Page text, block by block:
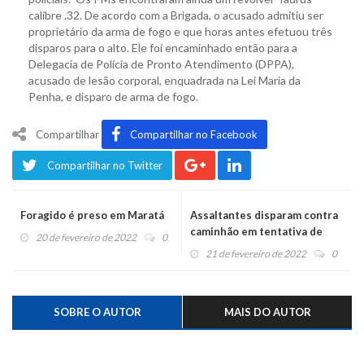
calibre .32. De acordo com a Brigada, o acusado admitiu ser
proprietário da arma de fogo e que horas antes efetuou três
disparos para o alto. Ele foi encaminhado então para a
Delegacia de Polícia de Pronto Atendimento (DPPA),
acusado de lesão corporal, enquadrada na Lei Maria da
Penha, e disparo de arma de fogo.
Compartilhar Compartilhar no Facebook
Compartilhar no Twitter
Foragido é preso em Maratá
20 de fevereiro de 2022 0
Assaltantes disparam contra
caminhão em tentativa de
roubo21 de fevereiro de 2022 0
SOBRE O AUTOR MAIS DO AUTOR